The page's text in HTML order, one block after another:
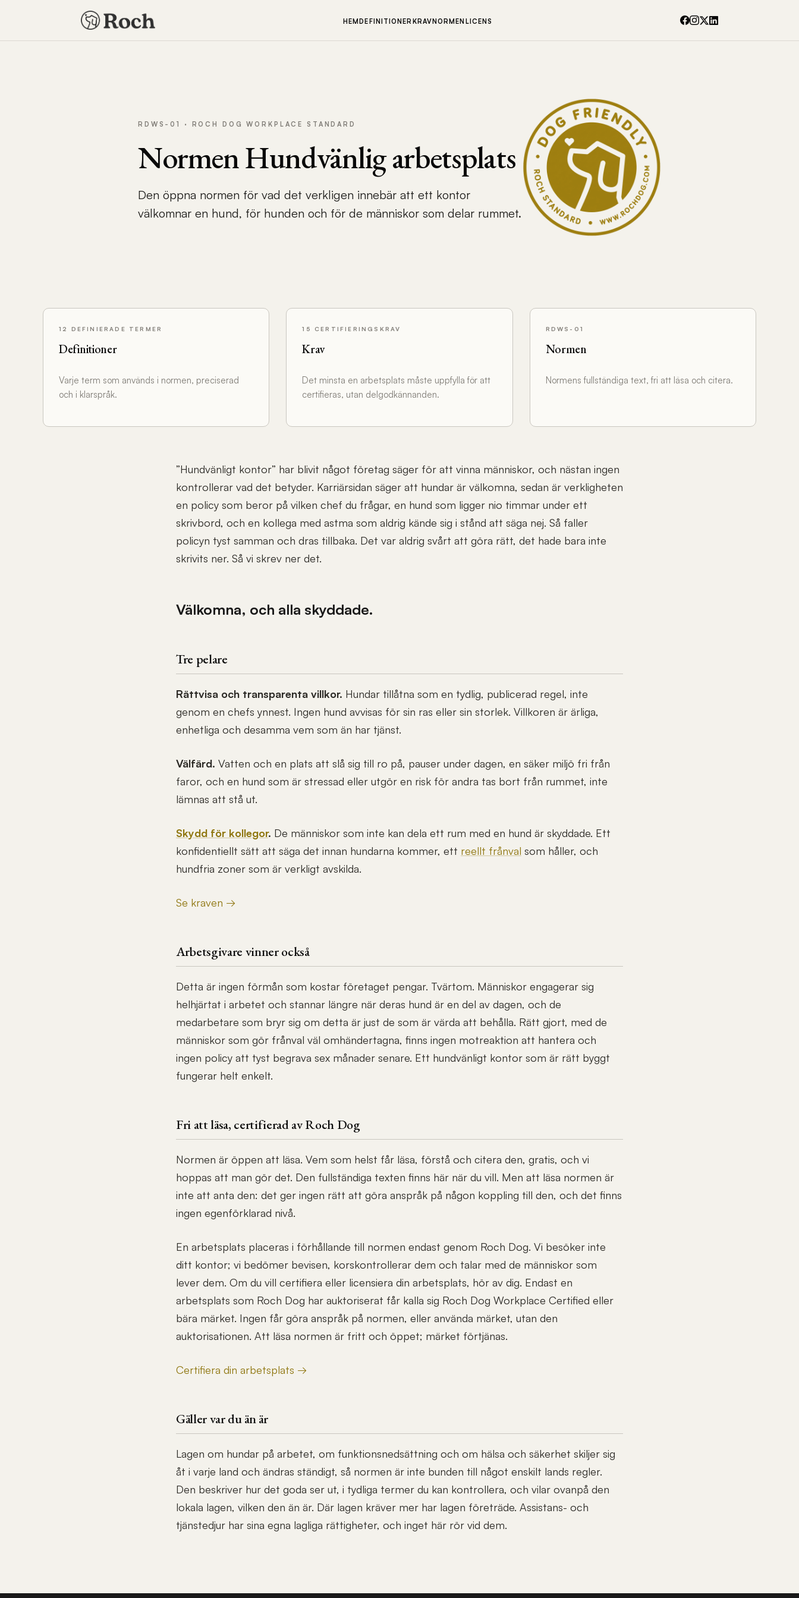
HEMDEFINITIONER KRAVNORMEN LICENS
RDWS-01 · ROCH DOG WORKPLACE STANDARD
Normen Hundvänlig arbetsplats
Den öppna normen för vad det verkligen innebär att ett kontor
välkomnar en hund, för hunden och för de människor som delar rummet.
12 DEFINIERADE TERMER
Definitioner
Varje term som används i normen, preciserad
och i klarspråk.
15 CERTIFIERINGSKRAV
Krav
Det minsta en arbetsplats måste uppfylla för att
certifieras, utan delgodkännanden.
RDWS-01
Normen
Normens fullständiga text, fri att läsa och citera.
”Hundvänligt kontor” har blivit något företag säger för att vinna människor, och nästan ingen
kontrollerar vad det betyder. Karriärsidan säger att hundar är välkomna, sedan är verkligheten
en policy som beror på vilken chef du frågar, en hund som ligger nio timmar under ett
skrivbord, och en kollega med astma som aldrig kände sig i stånd att säga nej. Så faller
policyn tyst samman och dras tillbaka. Det var aldrig svårt att göra rätt, det hade bara inte
skrivits ner. Så vi skrev ner det.
Välkomna, och alla skyddade.
Tre pelare
Rättvisa och transparenta villkor. Hundar tillåtna som en tydlig, publicerad regel, inte
genom en chefs ynnest. Ingen hund avvisas för sin ras eller sin storlek. Villkoren är ärliga,
enhetliga och desamma vem som än har tjänst.
Välfärd. Vatten och en plats att slå sig till ro på, pauser under dagen, en säker miljö fri från
faror, och en hund som är stressad eller utgör en risk för andra tas bort från rummet, inte
lämnas att stå ut.
Skydd för kollegor. De människor som inte kan dela ett rum med en hund är skyddade. Ett
konfidentiellt sätt att säga det innan hundarna kommer, ett reellt frånval som håller, och
hundfria zoner som är verkligt avskilda.
Se kraven →
Arbetsgivare vinner också
Detta är ingen förmån som kostar företaget pengar. Tvärtom. Människor engagerar sig
helhjärtat i arbetet och stannar längre när deras hund är en del av dagen, och de
medarbetare som bryr sig om detta är just de som är värda att behålla. Rätt gjort, med de
människor som gör frånval väl omhändertagna, finns ingen motreaktion att hantera och
ingen policy att tyst begrava sex månader senare. Ett hundvänligt kontor som är rätt byggt
fungerar helt enkelt.
Fri att läsa, certifierad av Roch Dog
Normen är öppen att läsa. Vem som helst får läsa, förstå och citera den, gratis, och vi
hoppas att man gör det. Den fullständiga texten finns här när du vill. Men att läsa normen är
inte att anta den: det ger ingen rätt att göra anspråk på någon koppling till den, och det finns
ingen egenförklarad nivå.
En arbetsplats placeras i förhållande till normen endast genom Roch Dog. Vi besöker inte
ditt kontor; vi bedömer bevisen, korskontrollerar dem och talar med de människor som
lever dem. Om du vill certifiera eller licensiera din arbetsplats, hör av dig. Endast en
arbetsplats som Roch Dog har auktoriserat får kalla sig Roch Dog Workplace Certified eller
bära märket. Ingen får göra anspråk på normen, eller använda märket, utan den
auktorisationen. Att läsa normen är fritt och öppet; märket förtjänas.
Certifiera din arbetsplats →
Gäller var du än är
Lagen om hundar på arbetet, om funktionsnedsättning och om hälsa och säkerhet skiljer sig
åt i varje land och ändras ständigt, så normen är inte bunden till något enskilt lands regler.
Den beskriver hur det goda ser ut, i tydliga termer du kan kontrollera, och vilar ovanpå den
lokala lagen, vilken den än är. Där lagen kräver mer har lagen företräde. Assistans- och
tjänstedjur har sina egna lagliga rättigheter, och inget här rör vid dem.